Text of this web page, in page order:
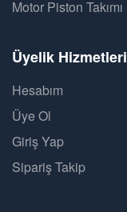
Motor Piston Takımı
Üyelik Hizmetleri
Hesabım
Üye Ol
Giriş Yap
Sipariş Takip